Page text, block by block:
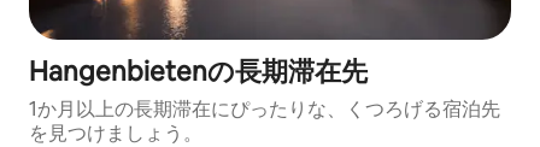
Hangenbietenの長期滞在先
1か月以上の長期滞在にぴったりな、くつろげる宿泊先
を見つけましょう。